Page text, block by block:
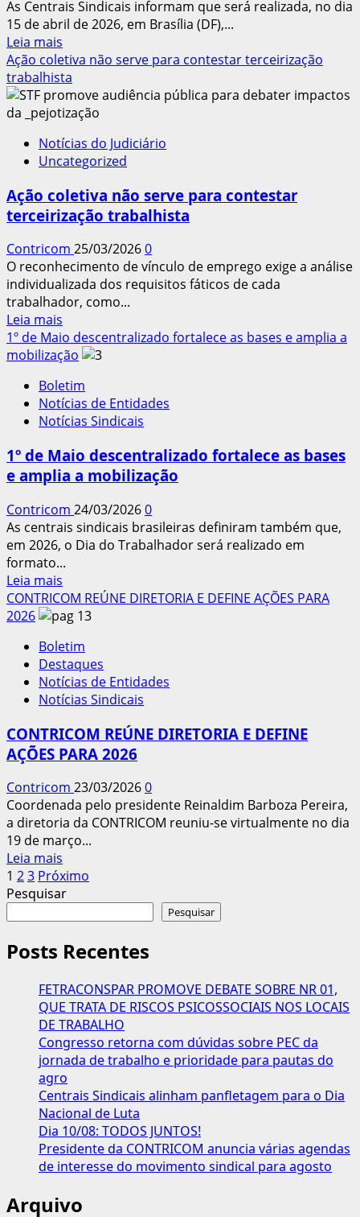
dos
trabalhadores
da
construção
e
da
madeira.
CONTRICOM
presente!
As Centrais Sindicais informam que será realizada, no dia
15 de abril de 2026, em Brasília (DF),...
Leia mais
mais
sobre
CONCLAT
2026
Marcha
da
Trabalhadora
serão
15
de
abril,
em
Brasília
Ação coletiva não serve para contestar terceirização
trabalhista
Notícias do Judiciário
Uncategorized
Ação coletiva não serve para contestar
terceirização trabalhista
Contricom 25/03/20260
O reconhecimento de vínculo de emprego exige a análise
individualizada dos requisitos fáticos de cada
trabalhador, como...
Leia mais
mais
sobre
coletiva
não
serve
contestar
terceirização
1º de Maio descentralizado fortalece as bases e amplia a
mobilização
Boletim
Notícias de Entidades
Notícias Sindicais
1º de Maio descentralizado fortalece as bases
e amplia a mobilização
Contricom 24/03/20260
As centrais sindicais brasileiras definiram também que,
em 2026, o Dia do Trabalhador será realizado em
formato...
Leia mais
mais
sobre
de
Maio
descentralizado
fortalece
bases
e
a
mobilização
CONTRICOM REÚNE DIRETORIA E DEFINE AÇÕES PARA
2026
Boletim
Destaques
Notícias de Entidades
Notícias Sindicais
CONTRICOM REÚNE DIRETORIA E DEFINE
AÇÕES PARA 2026
Contricom 23/03/20260
Coordenada pelo presidente Reinaldim Barboza Pereira,
a diretoria da CONTRICOM reuniu-se virtualmente no dia
19 de março...
Leia mais
mais
sobre
DIRETORIA
E
DEFINE
AÇÕES
PARA
2026
Paginação
dos
1 23 Próximo
Pesquisar
Pesquisar
Posts Recentes
FETRACONSPAR PROMOVE DEBATE SOBRE NR 01,
QUE TRATA DE RISCOS PSICOSSOCIAIS NOS LOCAIS
DE TRABALHO
Congresso retorna com dúvidas sobre PEC da
jornada de trabalho e prioridade para pautas do
agro
Centrais Sindicais alinham panfletagem para o Dia
Nacional de Luta
Dia 10/08: TODOS JUNTOS!
Presidente da CONTRICOM anuncia várias agendas
de interesse do movimento sindical para agosto
Arquivo